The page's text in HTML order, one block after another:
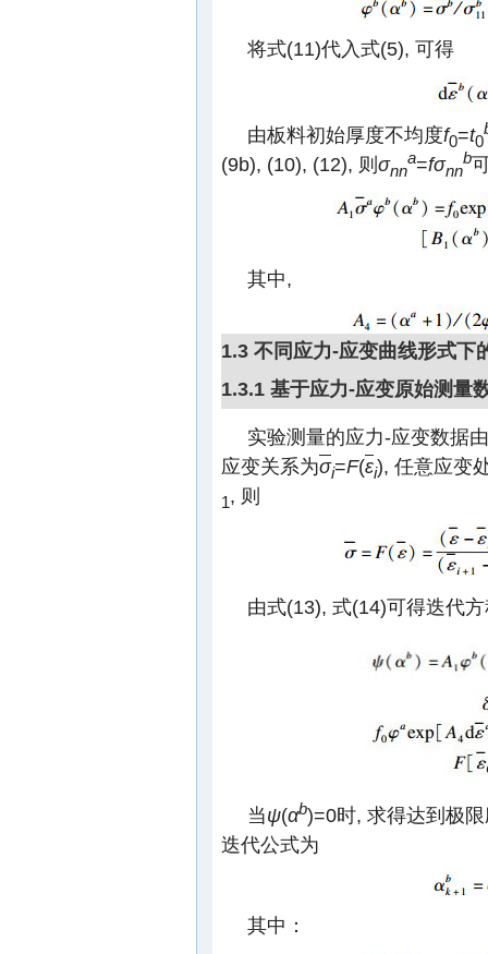
将式(11)代入式(5), 可得
由板料初始厚度不均度f0=t0
(9b), (10), (12), 则σnn
a=fσnn
b
其中,
1.3 不同应力-应变曲线形式下
1.3.1 基于应力-应变原始测量
实验测量的应力-应变数据
应变关系为σi=F(εi), 任意应变
1, 则
由式(13), 式(14)可得迭代
当ψ(αb)=0时, 求得达到极
迭代公式为
其中：